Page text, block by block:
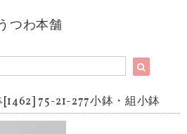
つわ本舗
75-21-277小鉢・組小鉢